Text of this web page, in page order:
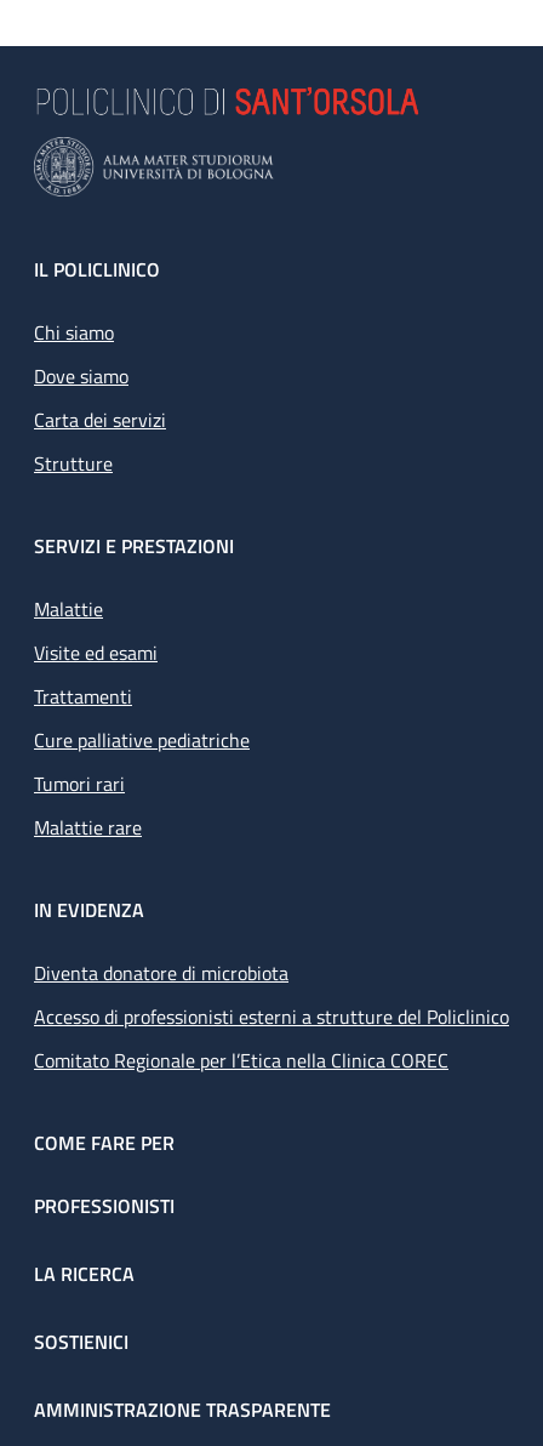
Footer
IL POLICLINICO
Chi siamo
Dove siamo
Carta dei servizi
Strutture
SERVIZI E PRESTAZIONI
Malattie
Visite ed esami
Trattamenti
Cure palliative pediatriche
Tumori rari
Malattie rare
IN EVIDENZA
Diventa donatore di microbiota
Accesso di professionisti esterni a strutture del Policlinico
Comitato Regionale per l’Etica nella Clinica COREC
COME FARE PER
PROFESSIONISTI
LA RICERCA
SOSTIENICI
AMMINISTRAZIONE TRASPARENTE